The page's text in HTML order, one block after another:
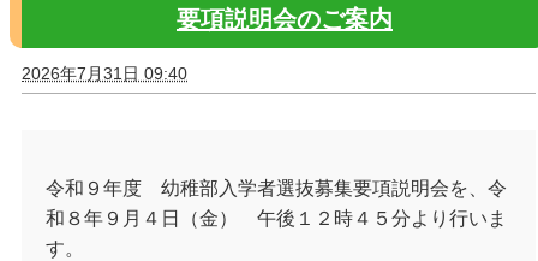
要項説明会のご案内
2026年7月31日 09:40
令和９年度 幼稚部入学者選抜募集要項説明会を、令
和８年９月４日（金） 午後１２時４５分より行いま
す。